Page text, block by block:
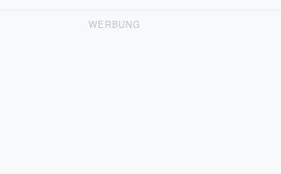
WERBUNG